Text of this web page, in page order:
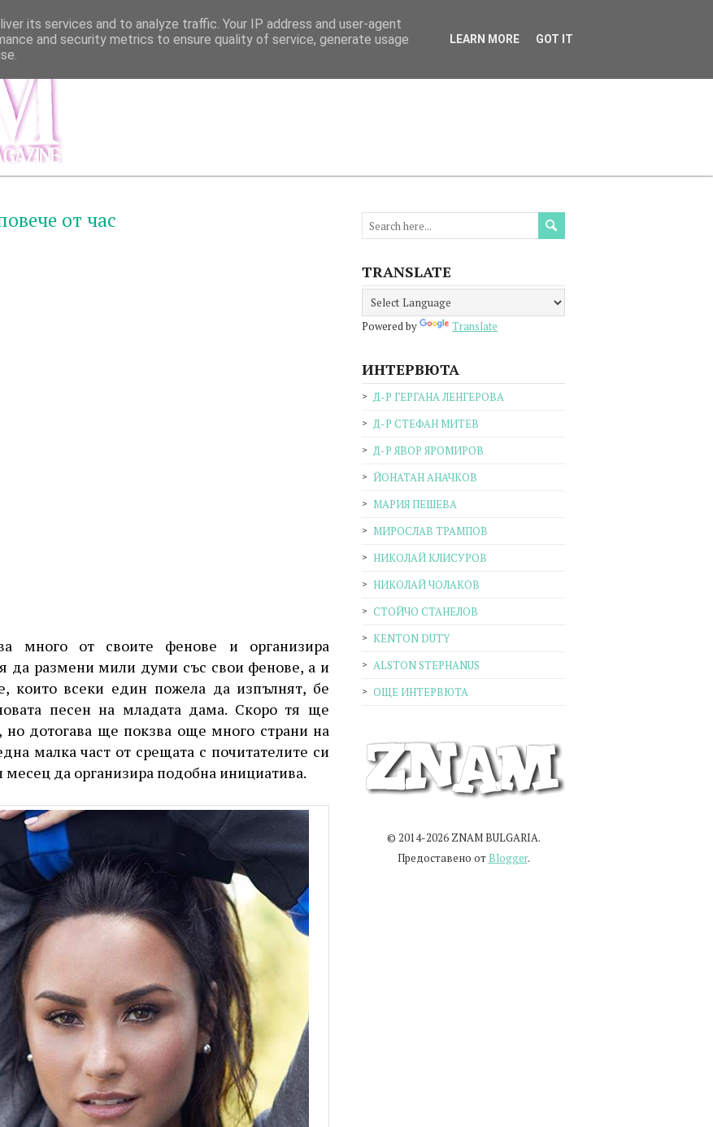
от час
много от своите фенове и организира
да размени мили думи със свои фенове, а и
които всеки един пожела да изпълнят, бе
песен на младата дама. Скоро тя ще
но дотогава ще покзва още много страни на
малка част от срещата с почитателите си
да организира подобна инициатива.
TRANSLATE
Powered by Translate
ИНТЕРВЮТА
Д-Р ГЕРГАНА ЛЕНГЕРОВА
Д-Р СТЕФАН МИТЕВ
Д-Р ЯВОР ЯРОМИРОВ
ЙОНАТАН АНАЧКОВ
МАРИЯ ПЕШЕВА
МИРОСЛАВ ТРАМПОВ
НИКОЛАЙ КЛИСУРОВ
НИКОЛАЙ ЧОЛАКОВ
СТОЙЧО СТАНЕЛОВ
KENTON DUTY
ALSTON STEPHANUS
ОЩЕ ИНТЕРВЮТА
© 2014-2026 ZNAM BULGARIA.
Предоставено от Blogger.
its services and to analyze traffic. Your IP address and user-agent
and security metrics to ensure quality of service, generate usage
LEARN MORE GOT IT